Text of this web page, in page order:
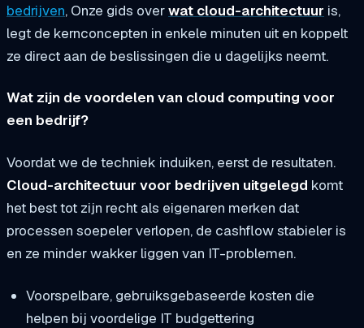
bedrijven, Onze gids overwat cloud-architectuur is,
legt de kernconcepten in enkele minuten uit en koppelt
ze direct aan de beslissingen die u dagelijks neemt.
Wat zijn de voordelen van cloud computing voor
een bedrijf?
Voordat we de techniek induiken, eerst de resultaten.
Cloud-architectuur voor bedrijven uitgelegd komt
het best tot zijn recht als eigenaren merken dat
processen soepeler verlopen, de cashflow stabieler is
en ze minder wakker liggen van IT-problemen.
Voorspelbare, gebruiksgebaseerde kosten die
helpen bij voordelige IT budgettering